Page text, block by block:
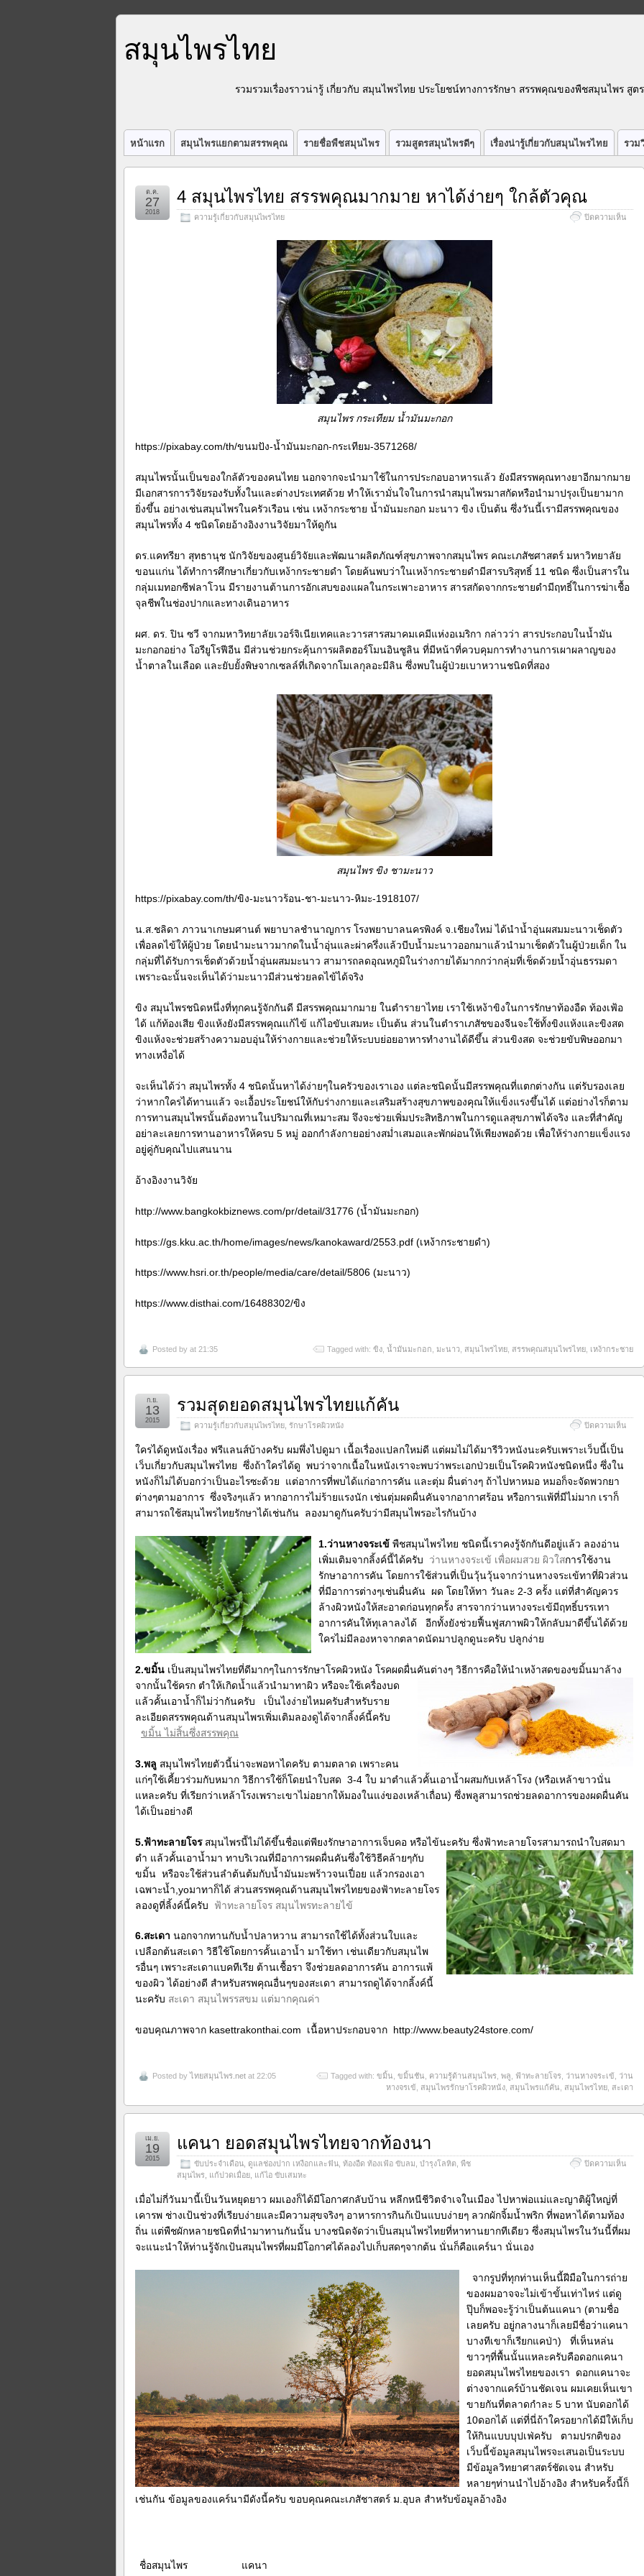
สมุนไพรไทย
รวมรวมเรื่องราวน่ารู้ เกี่ยวกับ สมุนไพรไทย ประโยชน์ทางการรักษา สรรพคุณของพืชสมุนไพร สู
หน้าแรก สมุนไพรแยกตามสรรพคุณ รายชื่อพืชสมุนไพร รวมสูตรสมุนไพรดีๆ เรื่องน่ารู้เกี่ยวกับสมุนไพรไทย รวม
4 สมุนไพรไทย สรรพคุณมากมาย หาได้ง่ายๆ ใกล้ตัวคุณ
ความรู้เกี่ยวกับสมุนไพรไทย ปิดความเห็นบน
ต.ค.
27
2018
สมุนไพร กระเทียม น้ำมันมะกอก
https://pixabay.com/th/ขนมปัง-น้ำมันมะกอก-กระเทียม-3571268/
สมุนไพรนั้นเป็นของใกล้ตัวของคนไทย นอกจากจะนำมาใช้ในการประกอบอาหารแล้ว ยังมีสรรพคุณทางยาอีกมากมาย
มีเอกสารการวิจัยรองรับทั้งในและต่างประเทศด้วย ทำให้เรามั่นใจในการนำสมุนไพรมาสกัดหรือนำมาปรุงเป็นยามาก
ยิ่งขึ้น อย่างเช่นสมุนไพรในครัวเรือน เช่น เหง้ากระชาย น้ำมันมะกอก มะนาว ขิง เป็นต้น ซึ่งวันนี้เรามีสรรพคุณของ
สมุนไพรทั้ง 4 ชนิดโดยอ้างอิงงานวิจัยมาให้ดูกัน
ดร.แคทรียา สุทธานุช นักวิจัยของศูนย์วิจัยและพัฒนาผลิตภัณฑ์สุขภาพจากสมุนไพร คณะเภสัชศาสตร์ มหาวิทยาลัย
ขอนแก่น ได้ทำการศึกษาเกี่ยวกับเหง้ากระชายดำ โดยค้นพบว่าในเหง้ากระชายดำมีสารบริสุทธิ์ 11 ชนิด ซึ่งเป็นสารใน
กลุ่มเมทอกซีฟลาโวน มีรายงานต้านการอักเสบของแผลในกระเพาะอาหาร สารสกัดจากกระชายดำมีฤทธิ์ในการฆ่าเชื้อ
จุลชีพในช่องปากและทางเดินอาหาร
ผศ. ดร. ปิน ซวี จากมหาวิทยาลัยเวอร์จิเนียเทคและวารสารสมาคมเคมีแห่งอเมริกา กล่าวว่า สารประกอบในน้ำมัน
มะกอกอย่าง โอรียูโรฟีอีน มีส่วนช่วยกระคุ้นการผลิตฮอร์โมนอินซูลิน ที่มีหน้าที่ควบคุมการทำงานการเผาผลาญของ
น้ำตาลในเลือด และยับยั้งพิษจากเซลล์ที่เกิดจากโมเลกุลอะมีลิน ซึ่งพบในผู้ป่วยเบาหวานชนิดที่สอง
สมุนไพร ขิง ชามะนาว
https://pixabay.com/th/ขิง-มะนาวร้อน-ชา-มะนาว-หิมะ-1918107/
น.ส.ชลิดา ภาวนาเกษมศานต์ พยาบาลชำนาญการ โรงพยาบาลนครพิงค์ จ.เชียงใหม่ ได้นำน้ำอุ่นผสมมะนาวเช็ดตัว
เพื่อลดไข้ให้ผู้ป่วย โดยนำมะนาวมากดในน้ำอุ่นและผ่าครึ่งแล้วบีบน้ำมะนาวออกมาแล้วนำมาเช็ดตัวในผู้ป่วยเด็ก ใน
กลุ่มที่ได้รับการเช็ดตัวด้วยน้ำอุ่นผสมมะนาว สามารถลดอุณหภูมิในร่างกายได้มากกว่ากลุ่มที่เช็ดด้วยน้ำอุ่นธรรมดา
เพราะฉะนั้นจะเห็นได้ว่ามะนาวมีส่วนช่วยลดไข้ได้จริง
ขิง สมุนไพรชนิดหนึ่งที่ทุกคนรู้จักกันดี มีสรรพคุณมากมาย ในตำรายาไทย เราใช้เหง้าขิงในการรักษาท้องอืด ท้องเฟ้อ
ได้ แก้ท้องเสีย ขิงแห้งยังมีสรรพคุณแก้ไข้ แก้ไอขับเสมหะ เป็นต้น ส่วนในตำราเภสัชของจีนจะใช้ทั้งขิงแห้งและขิงสด
ขิงแห้งจะช่วยสร้างความอบอุ่นให้ร่างกายและช่วยให้ระบบย่อยอาหารทำงานได้ดีขึ้น ส่วนขิงสด จะช่วยขับพิษออกมา
ทางเหงื่อได้
จะเห็นได้ว่า สมุนไพรทั้ง 4 ชนิดนั้นหาได้ง่ายๆในครัวของเราเอง แต่ละชนิดนั้นมีสรรพคุณที่แตกต่างกัน แต่รับรองเลย
ว่าหากใครได้ทานแล้ว จะเอื้อประโยชน์ให้กับร่างกายและเสริมสร้างสุขภาพของคุณให้แข็งแรงขึ้นได้ แต่อย่างไรก็ตาม
การทานสมุนไพรนั้นต้องทานในปริมาณที่เหมาะสม จึงจะช่วยเพิ่มประสิทธิภาพในการดูแลสุขภาพได้จริง และที่สำคัญ
อย่าละเลยการทานอาหารให้ครบ 5 หมู่ ออกกำลังกายอย่างสม่ำเสมอและพักผ่อนให้เพียงพอด้วย เพื่อให้ร่างกายแข็งแรง
อยู่คู่กับคุณไปแสนนาน
อ้างอิงงานวิจัย
http://www.bangkokbiznews.com/pr/detail/31776 (น้ำมันมะกอก)
https://gs.kku.ac.th/home/images/news/kanokaward/2553.pdf (เหง้ากระชายดำ)
https://www.hsri.or.th/people/media/care/detail/5806 (มะนาว)
https://www.disthai.com/16488302/ขิง
Posted by at 21:35 Tagged with: ขิง น้ำมันมะกอก มะนาว สมุนไพรไทย สรรพคุณสมุนไพรไทย เหง้ากระชาย
รวมสุดยอดสมุนไพรไทยแก้คัน
ความรู้เกี่ยวกับสมุนไพรไทย รักษาโรคผิวหนัง ปิดความเห็นบน
ก.ย.
13
2015
ใครได้ดูหนังเรื่อง ฟรีแลนส์บ้างครับ ผมพึ่งไปดูมา เนื้อเรื่องแปลกใหม่ดี แต่ผมไม่ได้มารีวิวหนังนะครับเพราะเว็บนี้เป็น
เว็บเกี่ยวกับสมุนไพรไทย ซึ่งถ้าใครได้ดู พบว่าจากเนื้อในหนังเราจะพบว่าพระเอกป่วยเป็นโรคผิวหนังชนิดหนึ่ง ซึ่งใน
หนังก็ไม่ได้บอกว่าเป็นอะไรซะด้วย แต่อาการที่พบได้แก่อาการคัน และตุ่ม ผื่นต่างๆ ถ้าไปหาหมอ หมอก็จะจัดพวกยา
ต่างๆตามอาการ ซึ่งจริงๆแล้ว หากอาการไม่ร้ายแรงนัก เช่นตุ่มผดผื่นคันจากอากาศร้อน หรือการแพ้ที่มีไม่มาก เราก็
สามารถใช้สมุนไพรไทยรักษาได้เช่นกัน ลองมาดูกันครับว่ามีสมุนไพรอะไรกันบ้าง
1.ว่านหางจระเข้ พืชสมุนไพรไทย ชนิดนี้เราคงรู้จักกันดีอยู่แล้ว ลองอ่าน
เพิ่มเติมจากลิ้งค์นี้ได้ครับ ว่านหางจระเข้ เพื่อผมสวย ผิวใสการใช้งาน
รักษาอาการคัน โดยการใช้ส่วนที่เป็นวุ้นวุ้นจากว่านหางจระเข้ทาที่ผิวส่วน
ที่มีอาการต่างๆเช่นผื่นคัน ผด โดยให้ทา วันละ 2-3 ครั้ง แต่ที่สำคัญควร
ล้างผิวหนังให้สะอาดก่อนทุกครั้ง สารจากว่านหางจระเข้มีฤทธิ์บรรเทา
อาการคันให้ทุเลาลงได้ อีกทั้งยังช่วยฟื้นฟูสภาพผิวให้กลับมาดีขึ้นได้ด้วย
ใครไม่มีลองหาจากตลาดนัดมาปลูกดูนะครับ ปลูกง่าย
2.ขมิ้น เป็นสมุนไพรไทยที่ดีมากๆในการรักษาโรคผิวหนัง โรคผดผื่นคันต่างๆ วิธีการคือให้นำเหง้าสดของขมิ้นมาล้าง
จากนั้นใช้ครก ตำให้เกิดน้ำแล้วนำมาทาผิว หรือจะใช้เครื่องบด
แล้วคั้นเอาน้ำก็ไม่ว่ากันครับ เป็นไงง่ายไหมครับสำหรับราย
ละเอียดสรรพคุณด้านสมุนไพรเพิ่มเติมลองดูได้จากลิ้งค์นี้ครับ
ขมิ้น ไม่สิ้นซึ่งสรรพคุณ
3.พลู สมุนไพรไทยตัวนี้น่าจะพอหาไดครับ ตามตลาด เพราะคน
แก่ๆใช้เคี้ยวร่วมกับหมาก วิธีการใช้ก็โดยนำใบสด 3-4 ใบ มาตำแล้วคั้นเอาน้ำผสมกับเหล้าโรง (หรือเหล้าขาวนั่น
แหละครับ ที่เรียกว่าเหล้าโรงเพราะเขาไม่อยากให้มองในแง่ของเหล้าเถื่อน) ซึ่งพลูสามารถช่วยลดอาการของผดผื่นคัน
ได้เป็นอย่างดี
5.ฟ้าทะลายโจรสมุนไพรนี้ไม่ได้ขึ้นชื่อแต่พียงรักษาอาการเจ็บคอ หรือไข้นะครับ ซึ่งฟ้าทะลายโจรสามารถนำใบสดมา
ตำ แล้วคั้นเอาน้ำมา ทาบริเวณที่มีอาการผดผื่นคันซึ่งใช้วิธีคล้ายๆกับ
ขมิ้น หรือจะใช้ส่วนลำต้นต้มกับน้ำมันมะพร้าวจนเปื่อย แล้วกรองเอา
เฉพาะน้ำ,yoมาทาก็ได้ ส่วนสรรพคุณด้านสมุนไพรไทยของฟ้าทะลายโจร
ลองดูที่ลิ้งค์นี้ครับ ฟ้าทะลายโจร สมุนไพรทะลายไข้
6.สะเดา นอกจากทานกับน้ำปลาหวาน สามารถใช้ได้ทั้งส่วนใบและ
เปลือกต้นสะเดา วิธีใช้โดยการคั้นเอาน้ำ มาใช้ทา เช่นเดียวกับสมุนไพ
รอื่นๆ เพราะสะเดาแบคทีเรีย ต้านเชื้อรา จึงช่วยลดอาการคัน อาการแพ้
ของผิว ได้อย่างดี สำหรับสรพคุณอื่นๆของสะเดา สามารถดูได้จากลิ้งค์นี้
นะครับ สะเดา สมุนไพรรสขม แต่มากคุณค่า
ขอบคุณภาพจาก kasettrakonthai.com เนื้อหาประกอบจาก http://www.beauty24store.com/
Posted byไทยสมุนไพร.net at 22:05 Tagged with: ขมิ้น ขมิ้นชัน ความรู้ด้านสมุนไพร พลู ฟ้าทะลายโจร ว่านหางจระเข้ ว่าน
หางจรเข้ สมุนไพรรักษาโรคผิวหนัง สมุนไพรแก้คัน สมุนไพรไทย สะเดา
แคนา ยอดสมุนไพรไทยจากท้องนา
ขับประจำเดือน ดูแลช่องปาก เหงือกและฟัน ท้องอืด ท้องเฟ้อ ขับลม บำรุงโลหิต พืช
สมุนไพร แก้ปวดเมื่อย แก้ไอ ขับเสมหะ
ปิดความเห็นบน
ท้อง
เม.ย.
19
2015
เมื่อไม่กี่วันมานี้เป็นวันหยุดยาว ผมเองก็ได้มีโอกาศกลับบ้าน หลีกหนีชีวิตจำเจในเมือง ไปหาพ่อแม่และญาติผู้ใหญ่ที่
เคารพ ช่างเป้นช่วงที่เรียบง่ายและมีความสุขจริงๆ อาหารการกินก้เป้นแบบง่ายๆ ลวกผักจิ้มน้ำพริก ที่พอหาได้ตามท้อง
ถิ่น แต่พืชผักหลายชนิดที่นำมาทานกันนั้น บางชนิดจัดว่าเป็นสมุนไพรไทยที่หาทานยากทีเดียว ซึ่งสมุนไพรในวันนี้ที่ผม
จะแนะนำให้ท่านรู้จักเป้นสมุนไพรที่ผมมีโอกาศได้ลองไปเก็บสดๆจากต้น นั่นก็คือแคร์นา นั่นเอง
จากรูปที่ทุกท่านเห็นนี้ฝีมือในการถ่าย
ของผมอาจจะไม่เข้าขั้นเท่าไหร่ แต่ดู
ปุ๊บก็พอจะรู้ว่าเป็นต้นแคนา (ตามชื่อ
เลยครับ อยู่กลางนาก็เลยมีชื่อว่าแคนา
บางทีเขาก็เรียกแคป่า) ที่เห็นหล่น
ขาวๆที่พื้นนั้นแหละครับคือดอกแคนา
ยอดสมุนไพรไทยของเรา ดอกแคนาจะ
ต่างจากแคร์บ้านชัดเจน ผมเคยเห็นเขา
ขายกันที่ตลาดกำละ 5 บาท นับดอกได้
10ดอกได้ แต่ที่นี่ถ้าใครอยากได้มีให้เก็บ
ให้กินแบบบุปเฟ่ครับ ตามปรกติของ
เว็บนี้ข้อมูลสมุนไพรจะเสนอเป็นระบบ
มีข้อมูลวิทยาศาสตร์ชัดเจน สำหรับ
หลายๆท่านนำไปอ้างอิง สำหรับครั้งนี้ก็
เช่นกัน ข้อมูลของแคร์นามีดังนี้ครับ ขอบคุณคณะเภสัชาสตร์ ม.อุบล สำหรับข้อมูลอ้างอิง
ชื่อสมุนไพร แคนา